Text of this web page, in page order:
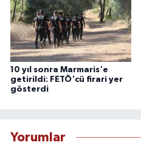
10 yıl sonra Marmaris'e
getirildi: FETÖ'cü firari yer
gösterdi
Yorumlar